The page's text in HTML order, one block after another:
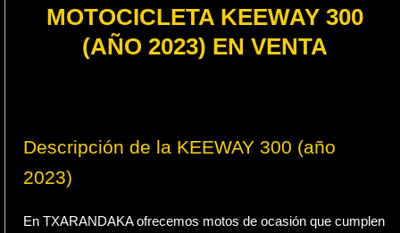
MOTOCICLETA KEEWAY 300
(AÑO 2023) EN VENTA
Descripción de la KEEWAY 300 (año
2023)
En TXARANDAKA ofrecemos motos de ocasión que cumplen